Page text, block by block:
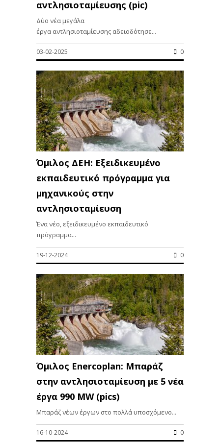
αντλησιοταμίευσης (pic)
Δύο νέα μεγάλα
έργα αντλησιοταμίευσης αδειοδότησε...
03-02-2025 0
Όμιλος ΔΕΗ: Εξειδικευμένο
εκπαιδευτικό πρόγραμμα για
μηχανικούς στην
αντλησιοταμίευση
Ένα νέο, εξειδικευμένο εκπαιδευτικό
πρόγραμμα...
19-12-2024 0
Όμιλος Enercoplan: Μπαράζ
στην αντλησιοταμίευση με 5 νέα
έργα 990 MW (pics)
Μπαράζ νέων έργων στο πολλά υποσχόμενο...
16-10-2024 0